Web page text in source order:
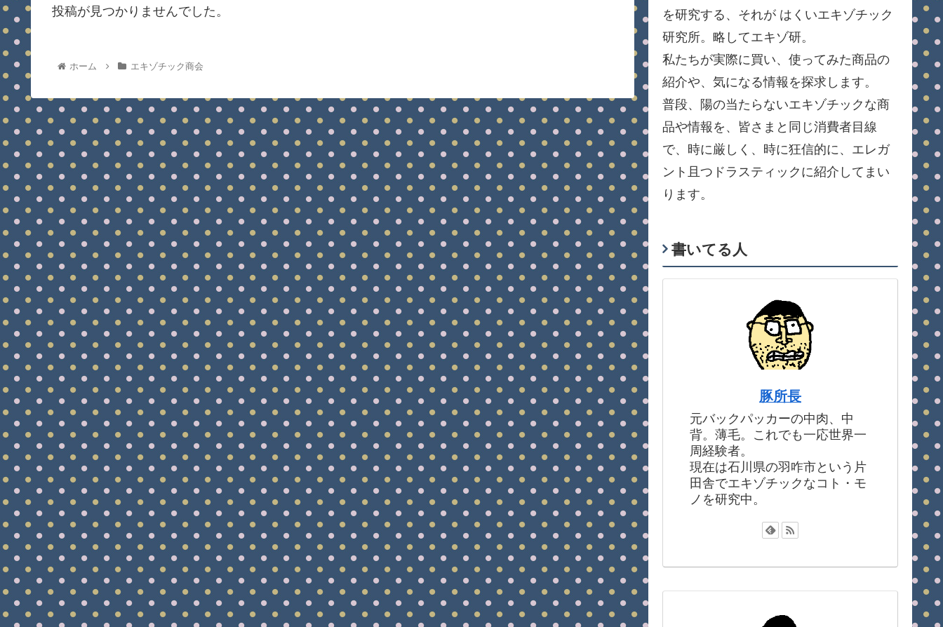
投稿が見つかりませんでした。
ホーム エキゾチック商会
を研究する、それが はくいエキゾチック
研究所。略してエキゾ研。
私たちが実際に買い、使ってみた商品の
紹介や、気になる情報を探求します。
普段、陽の当たらないエキゾチックな商
品や情報を、皆さまと同じ消費者目線
で、時に厳しく、時に狂信的に、エレガ
ント且つドラスティックに紹介してまい
ります。
書いてる人
豚所長
元バックパッカーの中肉、中
背。薄毛。これでも一応世界一
周経験者。
現在は石川県の羽咋市という片
田舎でエキゾチックなコト・モ
ノを研究中。